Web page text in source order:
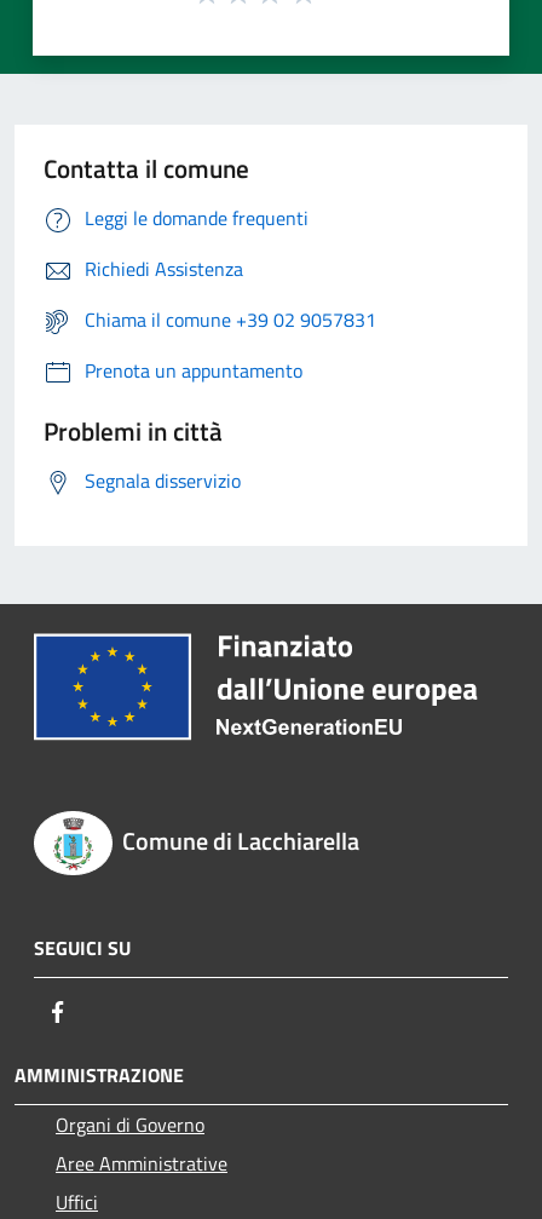
Contatta il comune
Leggi le domande frequenti
Richiedi Assistenza
Chiama il comune +39 02 9057831
Prenota un appuntamento
Problemi in città
Segnala disservizio
Comune di Lacchiarella
SEGUICI SU
AMMINISTRAZIONE
Organi di Governo
Aree Amministrative
Uffici